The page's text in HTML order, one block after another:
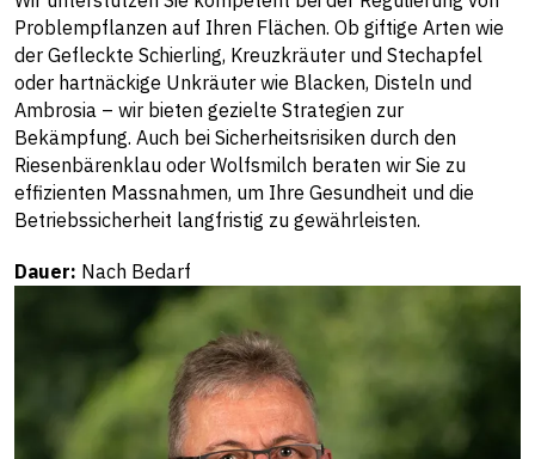
Problempflanzen auf Ihren Flächen. Ob giftige Arten wie
der Gefleckte Schierling, Kreuzkräuter und Stechapfel
oder hartnäckige Unkräuter wie Blacken, Disteln und
Ambrosia – wir bieten gezielte Strategien zur
Bekämpfung. Auch bei Sicherheitsrisiken durch den
Riesenbärenklau oder Wolfsmilch beraten wir Sie zu
effizienten Massnahmen, um Ihre Gesundheit und die
Betriebssicherheit langfristig zu gewährleisten.
Dauer: Nach Bedarf